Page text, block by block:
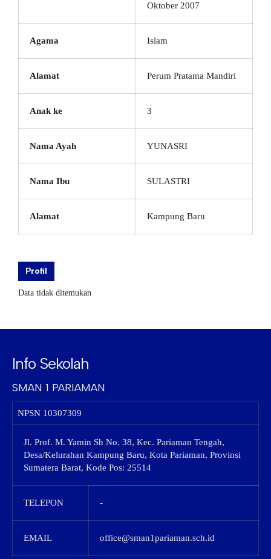
Oktober 2007
Agama Islam
Alamat Perum Pratama Mandiri
Anak ke 3
Nama Ayah YUNASRI
Nama Ibu SULASTRI
Alamat Kampung Baru
Profil
Data tidak ditemukan
Info Sekolah
SMAN 1 PARIAMAN
NPSN 10307309
Jl. Prof. M. Yamin Sh No. 38, Kec. Pariaman Tengah,
Desa/Kelurahan Kampung Baru, Kota Pariaman, Provinsi
Sumatera Barat, Kode Pos: 25514
TELEPON -
EMAIL office@sman1pariaman.sch.id